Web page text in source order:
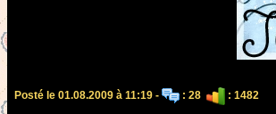
Posté le 01.08.2009 à 11:19 - : 28 : 1482